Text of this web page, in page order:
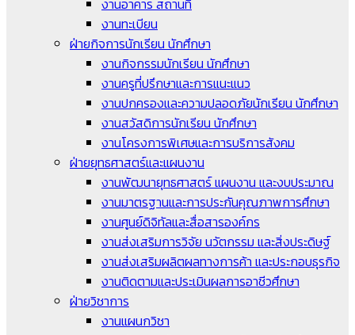
งานอาคาร สถานที่
งานทะเบียน
ฝ่ายกิจการนักเรียน นักศึกษา
งานกิจกรรมนักเรียน นักศึกษา
งานครูที่ปรึกษาและการแนะแนว
งานปกครองและความปลอดภัยนักเรียน นักศึกษา
งานสวัสดิการนักเรียน นักศึกษา
งานโครงการพิเศษและการบริการสังคม
ฝ่ายยุทธศาสตร์และแผนงาน
งานพัฒนายุทธศาสตร์ แผนงาน และงบประมาณ
งานมาตรฐานและการประกันคุณภาพการศึกษา
งานศูนย์ดิจิทัลและสื่อสารองค์กร
งานส่งเสริมการวิจัย นวัตกรรม และสิ่งประดิษฐ์
งานส่งเสริมผลิตผลทางการค้า และประกอบธุรกิจ
งานติดตามและประเมินผลการอาชีวศึกษา
ฝ่ายวิชาการ
งานแผนกวิชา